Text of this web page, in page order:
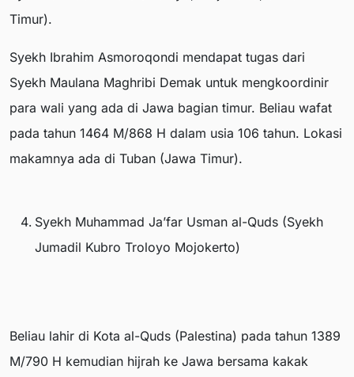
Timur).
Syekh Ibrahim Asmoroqondi mendapat tugas dari
Syekh Maulana Maghribi Demak untuk mengkoordinir
para wali yang ada di Jawa bagian timur. Beliau wafat
pada tahun 1464 M/868 H dalam usia 106 tahun. Lokasi
makamnya ada di Tuban (Jawa Timur).
Syekh Muhammad Ja’far Usman al-Quds (Syekh
Jumadil Kubro Troloyo Mojokerto)
Beliau lahir di Kota al-Quds (Palestina) pada tahun 1389
M/790 H kemudian hijrah ke Jawa bersama kakak